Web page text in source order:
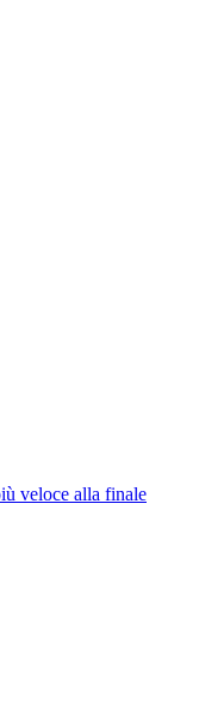
veloce alla finale